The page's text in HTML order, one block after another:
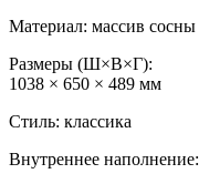
Материал: массив сосны
Размеры (Ш×В×Г):
1038 × 650 × 489 мм
Стиль: классика
Внутреннее наполнение: